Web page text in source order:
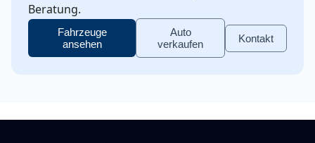
Beratung.
Fahrzeuge
ansehen
Auto
verkaufen
Kontakt